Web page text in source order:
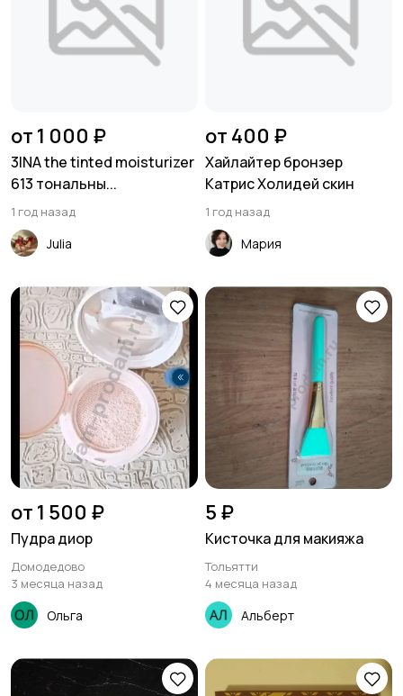
от 1 000 ₽
3INA the tinted moisturizer
613 тональны...
1 год назад
Julia
от 400 ₽
Хайлайтер бронзер
Катрис Холидей скин
1 год назад
Мария
от 1 500 ₽
Пудра диор
Домодедово
3 месяца назад
Ольга
5 ₽
Кисточка для макияжа
Тольятти
4 месяца назад
Альберт